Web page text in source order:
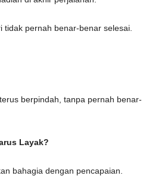
tidak pernah benar-benar selesai.
berpindah, tanpa pernah benar-
Layak?
bahagia dengan pencapaian.